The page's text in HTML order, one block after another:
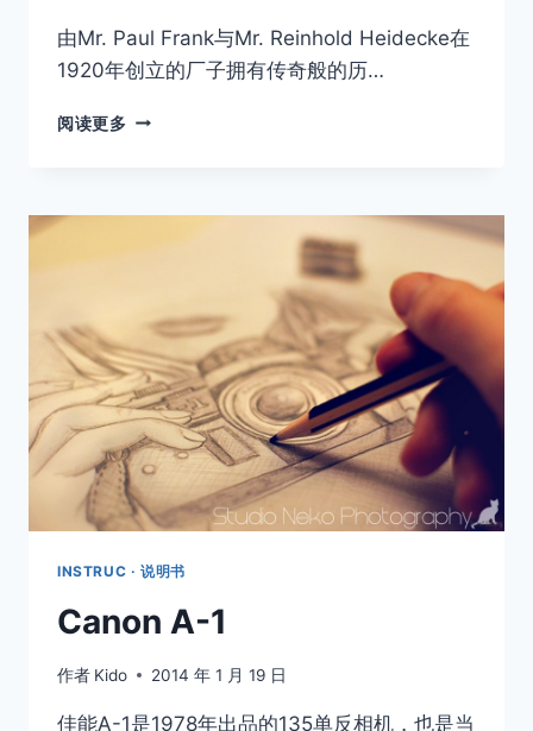
由Mr. Paul Frank与Mr. Reinhold Heidecke在
1920年创立的厂子拥有传奇般的历…
阅读更多 ROLLEIFLEX
INSTRUC · 说明书
Canon A-1
作者 Kido 2014 年 1 月 19 日
佳能A-1是1978年出品的135单反相机，也是当